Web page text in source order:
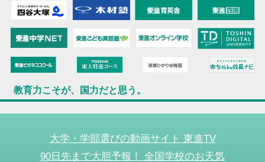
教育力こそが、国力だと思う。
大学・学部選びの動画サイト 東進TV
90日先まで大胆予報！ 全国学校のお天気